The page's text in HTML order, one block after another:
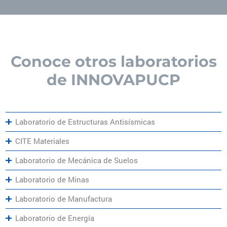
Conoce otros laboratorios
de INNOVAPUCP
Laboratorio de Estructuras Antisísmicas
CITE Materiales
Laboratorio de Mecánica de Suelos
Laboratorio de Minas
Laboratorio de Manufactura
Laboratorio de Energía